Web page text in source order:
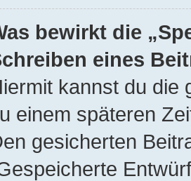
bewirkt die
eines
kannst du die
einem späteren
gesicherten